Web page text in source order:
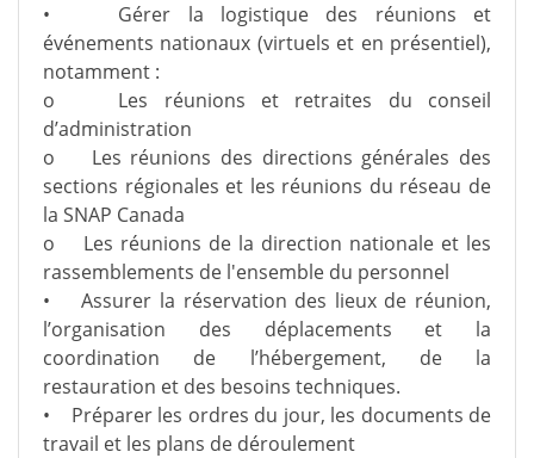
• Gérer la logistique des réunions et
événements nationaux (virtuels et en présentiel),
notamment :
o Les réunions et retraites du conseil
d’administration
o Les réunions des directions générales des
sections régionales et les réunions du réseau de
la SNAP Canada
o Les réunions de la direction nationale et les
rassemblements de l'ensemble du personnel
• Assurer la réservation des lieux de réunion,
l’organisation des déplacements et la
coordination de l’hébergement, de la
restauration et des besoins techniques.
• Préparer les ordres du jour, les documents de
travail et les plans de déroulement